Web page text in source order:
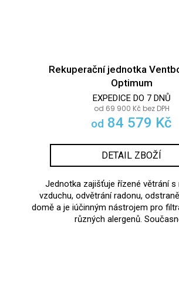
Rekuperační jednotka
Optimum
EXPEDICE DO 7 DNŮ
od 69 900 Kč bez DPH
od 84 579 Kč
DETAIL ZBOŽÍ
Jednotka zajišťuje řízené větrání s
vzduchu, odvětrání radonu,
domě a je iúčinným nástrojem pro
různých alergenů.